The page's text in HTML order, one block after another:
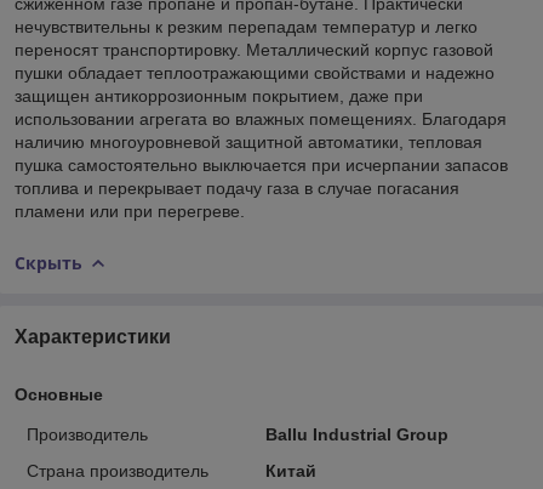
нечувствительны к резким перепадам температур и легко
переносят транспортировку. Металлический корпус газовой
пушки обладает теплоотражающими свойствами и надежно
защищен антикоррозионным покрытием, даже при
использовании агрегата во влажных помещениях. Благодаря
наличию многоуровневой защитной автоматики, тепловая
пушка самостоятельно выключается при исчерпании запасов
топлива и перекрывает подачу газа в случае погасания
пламени или при перегреве.
Скрыть
Характеристики
Основные
Производитель
Ballu Industrial Group
Страна производитель
Китай